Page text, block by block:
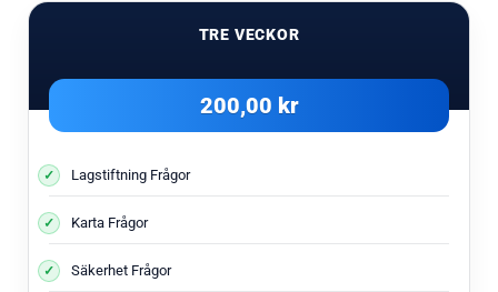
TRE VECKOR
200,00 kr
Lagstiftning Frågor
Karta Frågor
Säkerhet Frågor